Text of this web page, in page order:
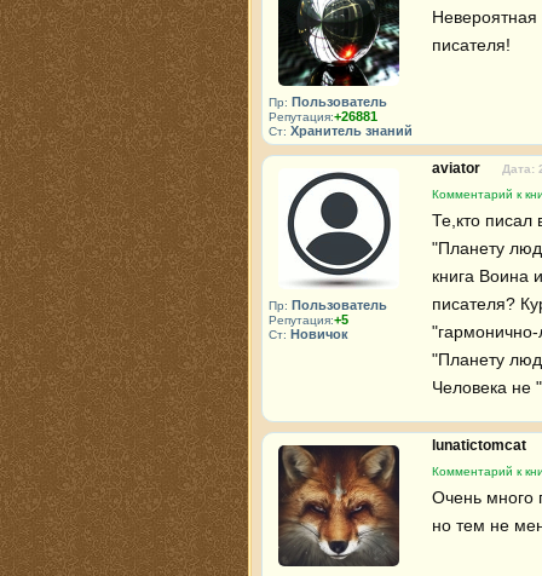
Пр: Пользователь
Репутация:+26881
Ст: Хранитель знаний
Невероятная
писателя!
Пр: Пользователь
Репутация:+5
Ст: Новичок
aviator
Дата:
Комментарий к
Те,кто писал
"Планету
книга Воина
писателя?
"Планету
Человека не
lunatictomcat
Комментарий к
Очень много
но тем не